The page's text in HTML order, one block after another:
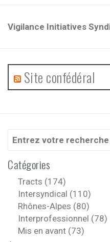
Vigilance Initiatives
Site confédéral
Recherche
:Catégories
Tracts (174)
Intersyndical (110)
Rhônes-Alpes (80)
Interprofessionnel (78)
Mis en avant (73)